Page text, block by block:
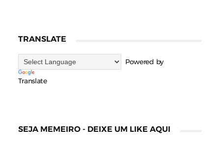
TRANSLATE
Powered by
Translate
SEJA MEMEIRO - DEIXE UM LIKE AQUI